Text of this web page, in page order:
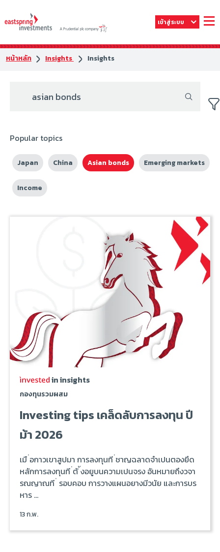
เข้าสู่ระบบ
หน้าหลัก Insights Insights
Popular topics
Japan China Asian bonds Emerging markets
Income
in insights
กองทุนรวมผสม
Investing tips เคล็ดลับการลงทุน ปี
ม้า 2026
เมื ่อกาวเขาสูปมา การลงทุนที ่ชาญฉลาดจำเปนตองยึด
หลักการลงทุนที ่ตั ้งอยูบนความเปนจรง อันหมายถึงวจา
รณญาณที ่ รอบคอบ การวางแผนอยางมีวนัย และการบร
หาร ...
13 ก.พ.